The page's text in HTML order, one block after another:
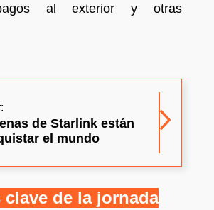
pagos al exterior y otras
de Starlink están
el mundo
de la jornada